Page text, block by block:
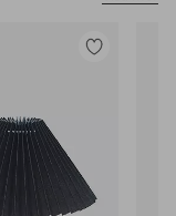
Lägg